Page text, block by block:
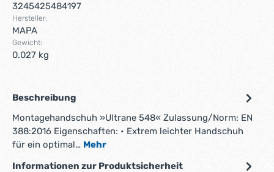
3245425484197
Hersteller:
MAPA
Gewicht:
0.027 kg
Beschreibung
Montagehandschuh »Ultrane 548« Zulassung/Norm: EN
388:2016 Eigenschaften: • Extrem leichter Handschuh
für ein optimal… Mehr
Informationen zur Produktsicherheit